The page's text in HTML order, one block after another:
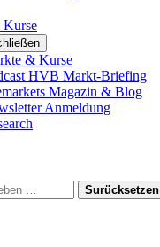
& Kurse
HVB Markt-Briefing
Magazin & Blog
Anmeldung
Surücksetzen